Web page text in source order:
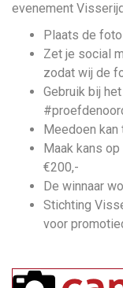
evenement
Plaats de
Zet je social
zodat wij de
Gebruik bij
Meedoen
Maak kans op
€200,-
De winnaar
Stichting
voor